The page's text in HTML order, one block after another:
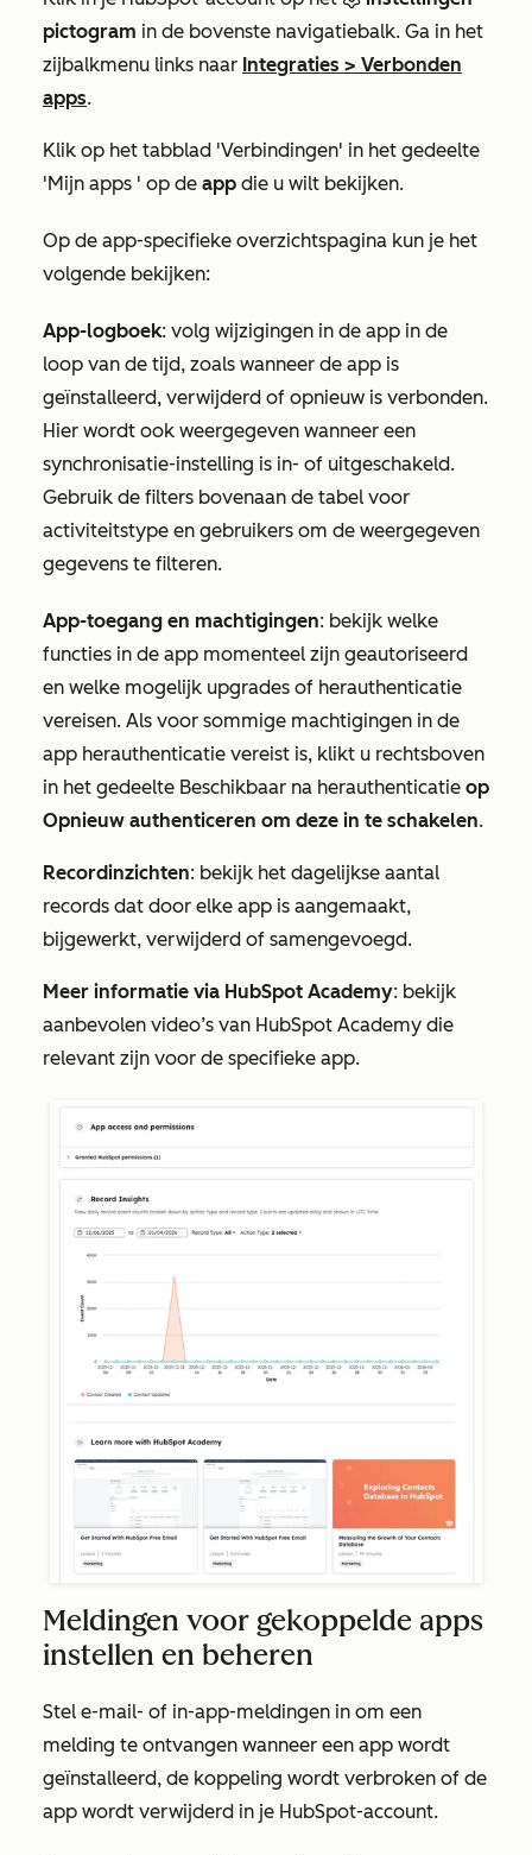
pictogram in de bovenste navigatiebalk. Ga in het
zijbalkmenu links naar Integraties > Verbonden
apps.
Klik op het tabblad 'Verbindingen' in het gedeelte
'Mijn apps ' op de app die u wilt bekijken.
Op de app-specifieke overzichtspagina kun je het
volgende bekijken:
App-logboek: volg wijzigingen in de app in de
loop van de tijd, zoals wanneer de app is
geïnstalleerd, verwijderd of opnieuw is verbonden.
Hier wordt ook weergegeven wanneer een
synchronisatie-instelling is in- of uitgeschakeld.
Gebruik de filters bovenaan de tabel voor
activiteitstype en gebruikers om de weergegeven
gegevens te filteren.
App-toegang en machtigingen: bekijk welke
functies in de app momenteel zijn geautoriseerd
en welke mogelijk upgrades of herauthenticatie
vereisen. Als voor sommige machtigingen in de
app herauthenticatie vereist is, klikt u rechtsboven
in het gedeelte Beschikbaar na herauthenticatie op
Opnieuw authenticeren om deze in te schakelen.
Recordinzichten: bekijk het dagelijkse aantal
records dat door elke app is aangemaakt,
bijgewerkt, verwijderd of samengevoegd.
Meer informatie via HubSpot Academy: bekijk
aanbevolen video’s van HubSpot Academy die
relevant zijn voor de specifieke app.
Meldingen voor gekoppelde apps
instellen en beheren
Stel e-mail- of in-app-meldingen in om een
melding te ontvangen wanneer een app wordt
geïnstalleerd, de koppeling wordt verbroken of de
app wordt verwijderd in je HubSpot-account.